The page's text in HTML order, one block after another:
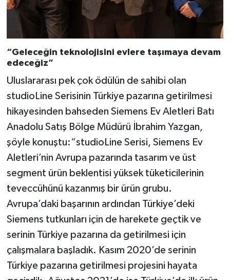
“Geleceğin teknolojisini evlere taşımaya devam
edeceğiz”
Uluslararası pek çok ödülün de sahibi olan
studioLine Serisinin Türkiye pazarına getirilmesi
hikayesinden bahseden Siemens Ev Aletleri Batı
Anadolu Satış Bölge Müdürü İbrahim Yazgan,
şöyle konuştu:“studioLine Serisi, Siemens Ev
Aletleri’nin Avrupa pazarında tasarım ve üst
segment ürün beklentisi yüksek tüketicilerinin
teveccühünü kazanmış bir ürün grubu.
Avrupa’daki başarının ardından Türkiye’deki
Siemens tutkunları için de harekete geçtik ve
serinin Türkiye pazarına da getirilmesi için
çalışmalara başladık. Kasım 2020’de serinin
Türkiye pazarına getirilmesi projesini hayata